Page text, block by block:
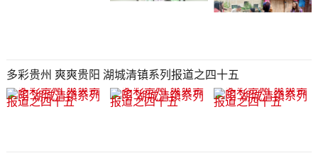
多彩贵州 爽爽贵阳 湖城清镇系列报道之四十五